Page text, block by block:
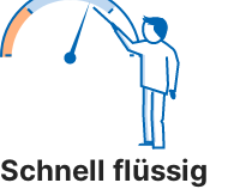
Schnell flüssig